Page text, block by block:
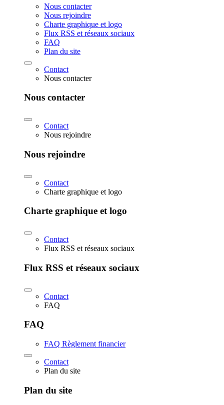
Nous contacter
Nous rejoindre
Charte graphique et logo
Flux RSS et réseaux sociaux
FAQ
Plan du site
Contact
Nous contacter
Nous contacter
Contact
Nous rejoindre
Nous rejoindre
Contact
Charte graphique et logo
Charte graphique et logo
Contact
Flux RSS et réseaux sociaux
Flux RSS et réseaux sociaux
Contact
FAQ
FAQ
FAQ Règlement financier
Contact
Plan du site
Plan du site